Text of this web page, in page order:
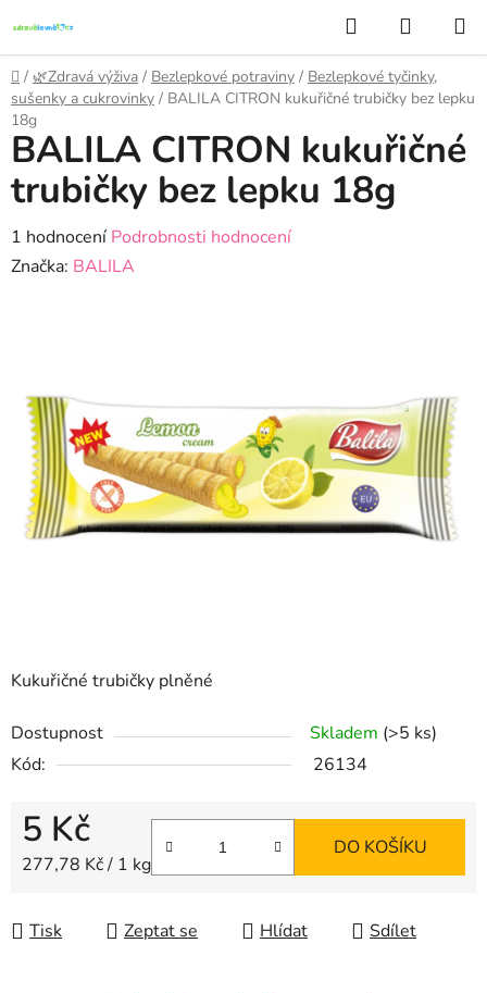
na
obsah
Hledat
KOŠÍK
Domů
/ 🌿Zdravá výživa / Bezlepkové potraviny / Bezlepkové tyčinky,
sušenky a cukrovinky / BALILA CITRON kukuřičné trubičky bez lepku
18g
Kukuřičné trubičky plněné
Dostupnost Skladem (>5 ks)
Kód:
26134
5 Kč
Měrná cena:
277,78 Kč / 1 kg
DO KOŠÍKU
Tisk Zeptat se Hlídat Sdílet
BALILA CITRON kukuřičné
trubičky bez lepku 18g
Průměrné
hodnocení
hvězdiček.
1 hodnocení Podrobnosti hodnocení
Značka: BALILA